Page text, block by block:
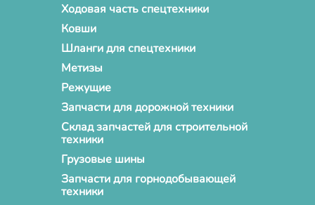
Ходовая часть спецтехники
Ковши
Шланги для спецтехники
Метизы
Режущие
Запчасти для дорожной техники
Склад запчастей для строительной
техники
Грузовые шины
Запчасти для горнодобывающей
техники